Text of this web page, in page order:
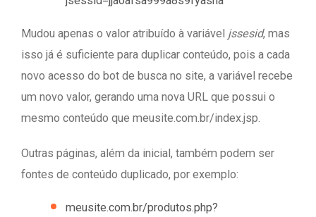
Mudou apenas o valor atribuído à variável jssesid, mas
isso já é suficiente para duplicar conteúdo, pois a cada
novo acesso do bot de busca no site, a variável recebe
um novo valor, gerando uma nova URL que possui o
mesmo conteúdo que meusite.com.br/index.jsp.
Outras páginas, além da inicial, também podem ser
fontes de conteúdo duplicado, por exemplo:
meusite.com.br/produtos.php?